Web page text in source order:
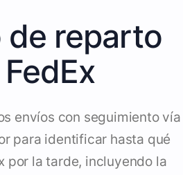
de reparto
envíos con seguimiento vía
para identificar hasta qué
por la tarde, incluyendo la